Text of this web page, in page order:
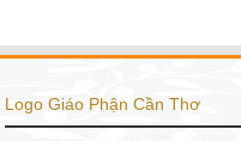
Logo Giáo Phận Cần Thơ